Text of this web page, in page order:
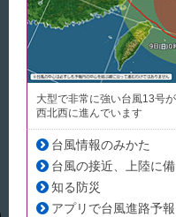
大型で非常に強い台風13号
西北西に進んでいます
台風情報のみかた
台風の接近、上陸に
知る防災
アプリで台風進路予